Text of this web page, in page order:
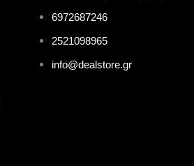
6972687246
2521098965
info@dealstore.gr